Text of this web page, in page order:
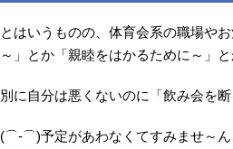
とはいうものの、体育会系の職場や
～」とか「親睦をはかるために～」と
別に自分は悪くないのに「飲み会を
(⌒-⌒)予定があわなくてすみませ～ん